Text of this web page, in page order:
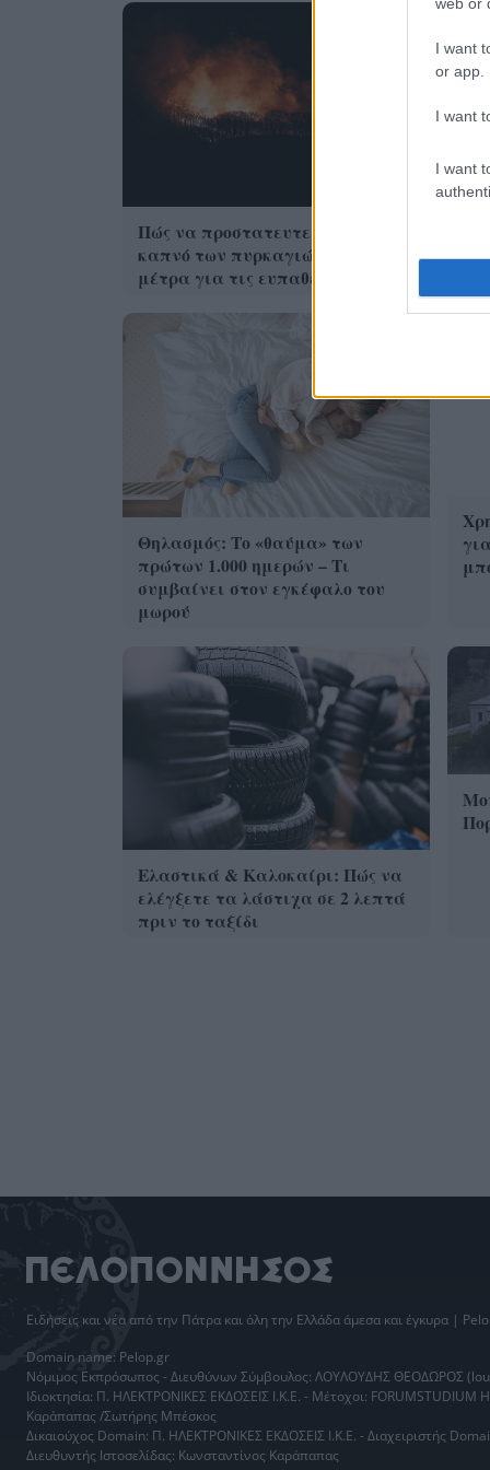
I want
or app.
I want
I want
Πώς να προστατευτείτε από τον
καπνό των πυρκαγιών – Τα 6
μέτρα για τις ευπαθείς ομάδες
Θηλασμός: Το «θαύμα» των
πρώτων 1.000 ημερών – Τι
συμβαίνει στον εγκέφαλο του
μωρού
Ελαστικά & Καλοκαίρι: Πώς να
ελέγξετε τα λάστιχα σε 2 λεπτά
πριν το ταξίδι
Ειδήσεις και νέα από την Πάτρα και όλη την Ελλάδα άμεσα και έγκυρα |
Domain name: Pelop.gr
Νόμιμος Εκπρόσωπος - Διευθύνων Σύμβουλος: ΛΟΥΛΟΥΔΗΣ ΘΕΟΔΩΡΟΣ
Ιδιοκτησία: Π. ΗΛΕΚΤΡΟΝΙΚΕΣ ΕΚΔΟΣΕΙΣ Ι.Κ.Ε. - Μέτοχοι: FORUMSTUDIUM
Καράπαπας /Σωτήρης Μπέσκος
Δικαιούχος Domain: Π. ΗΛΕΚΤΡΟΝΙΚΕΣ ΕΚΔΟΣΕΙΣ Ι.Κ.Ε. - Διαχειριστής
Διευθυντής Ιστοσελίδας: Κωνσταντίνος Καράπαπας